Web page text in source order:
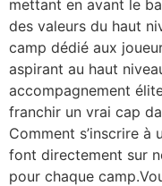
mettant en avant le
des valeurs du haut
camp dédié aux
aspirant au haut
accompagnement
franchir un vrai cap
Comment s’inscrire à
font directement sur
pour chaque